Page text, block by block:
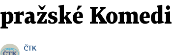
pražské
ČTK